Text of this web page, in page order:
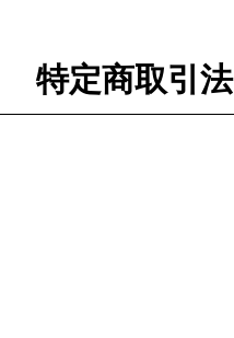
特定商取引